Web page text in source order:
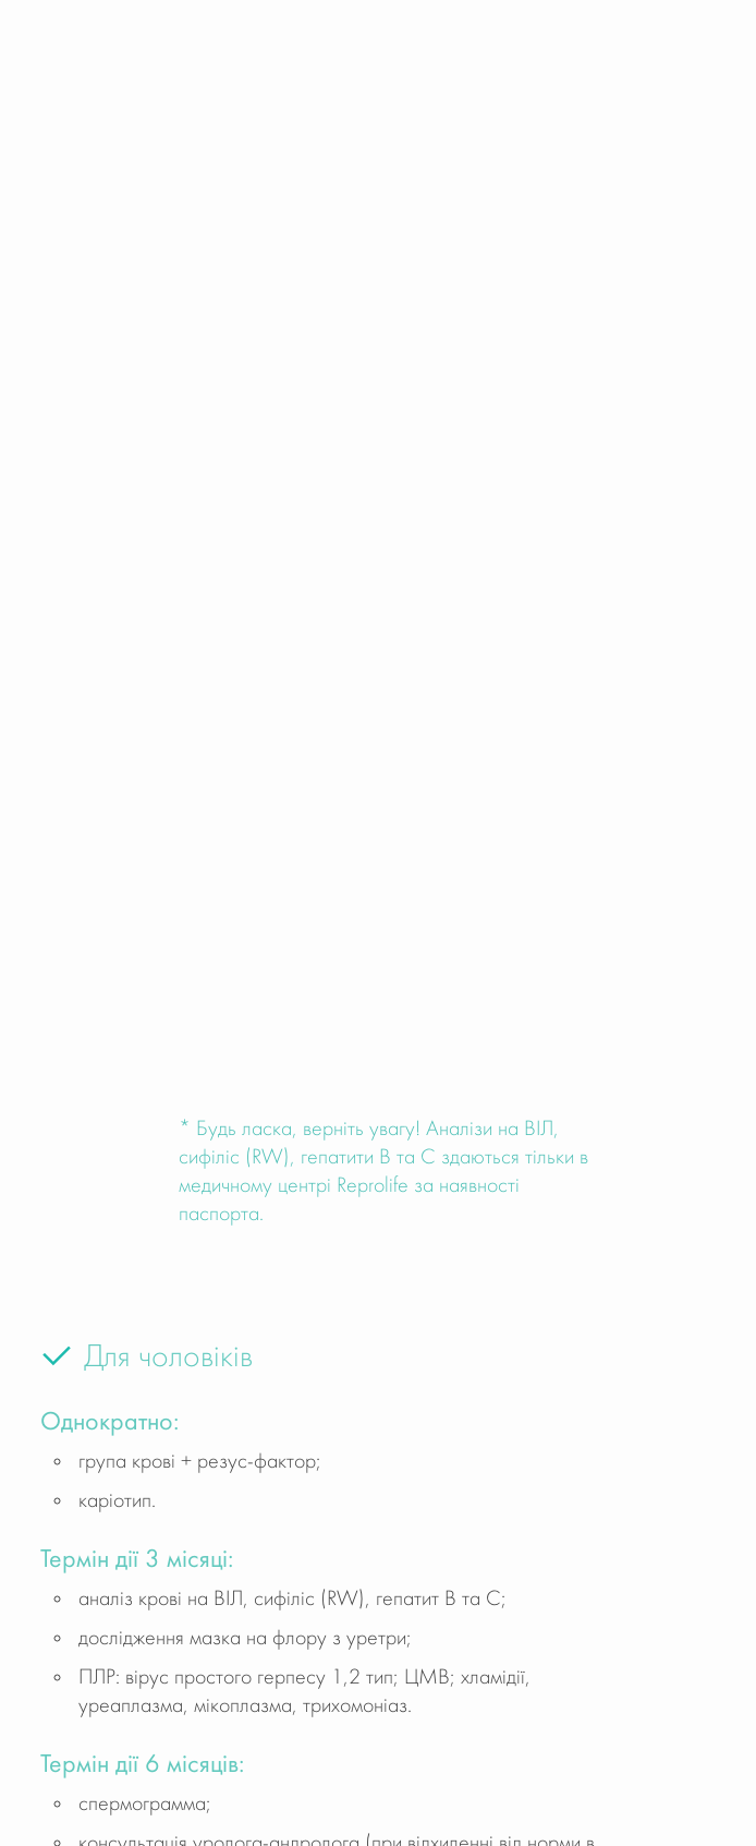
* Будь ласка, верніть увагу! Аналізи на ВІЛ,
сифіліс (RW), гепатити В та С здаються тільки в
медичному центрі Reprolife за наявності
паспорта.
Для чоловіків
Однократно:
група крові + резус-фактор;
каріотип.
Термін дії 3 місяці:
аналіз крові на ВІЛ, сифіліс (RW), гепатит В та С;
дослідження мазка на флору з уретри;
ПЛР: вірус простого герпесу 1,2 тип; ЦМВ; хламідії,
уреаплазма, мікоплазма, трихомоніаз.
Термін дії 6 місяців:
спермограмма;